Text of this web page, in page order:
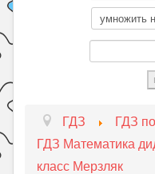
ГДЗ
ГДЗ
ГДЗ Математика
класс Мерзляк